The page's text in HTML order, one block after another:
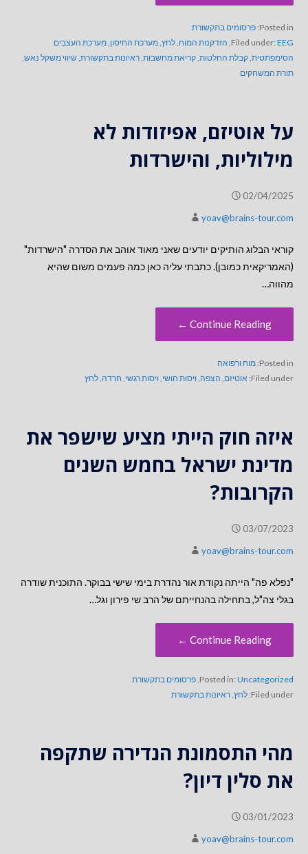
Posted in: פרסומים בתקשורת
Filed under:EEG
, הזדקנות המוח,לחץ,מערכת החיסון,מערכת העצבים
הסימפתטית,קבלת החלטות,קריאת מחשבות,ראיונות בתקשורת,שיווי משקל נאש,
תורת המשחקים
על אוטיזם, אפיזודות לא
מילוליות, והישרדות
02/04/2025
yoav@brains-tour.com
קוראי הבלוג הותיקים יודעים שאני מאוד אוהב את הסדרה "הישרדות"
(האמריקאית כמובן). כתבתי עליה כאן כמה פעמים משום שהיא
מהווה…
Continue Reading ←
Posted in: מוח ורפואה
Filed under: אוטיזם, הצפה, ויסות חושי, ויסות רגשי, חרדה,לחץ
איזה חוק הייתי מציע שישפר את
מדינת ישראל בחמש השנים
הקרובות?
03/07/2023
yoav@brains-tour.com
"נפלא פה" הייתה נקודת אור נהדרת בימי שישי בבוקר. התוכנית שודרה
בגלי צה"ל, בתחילה בהנחייתם של הרב שי פירון וגל…
Continue Reading ←
Posted in:Uncategorized
פרסומים בתקשורת
Filed under: לחץ, ראיונות בתקשורת
מהי התסמונת הנדירה שתקפה
את סלין דיון?
03/01/2023
yoav@brains-tour.com